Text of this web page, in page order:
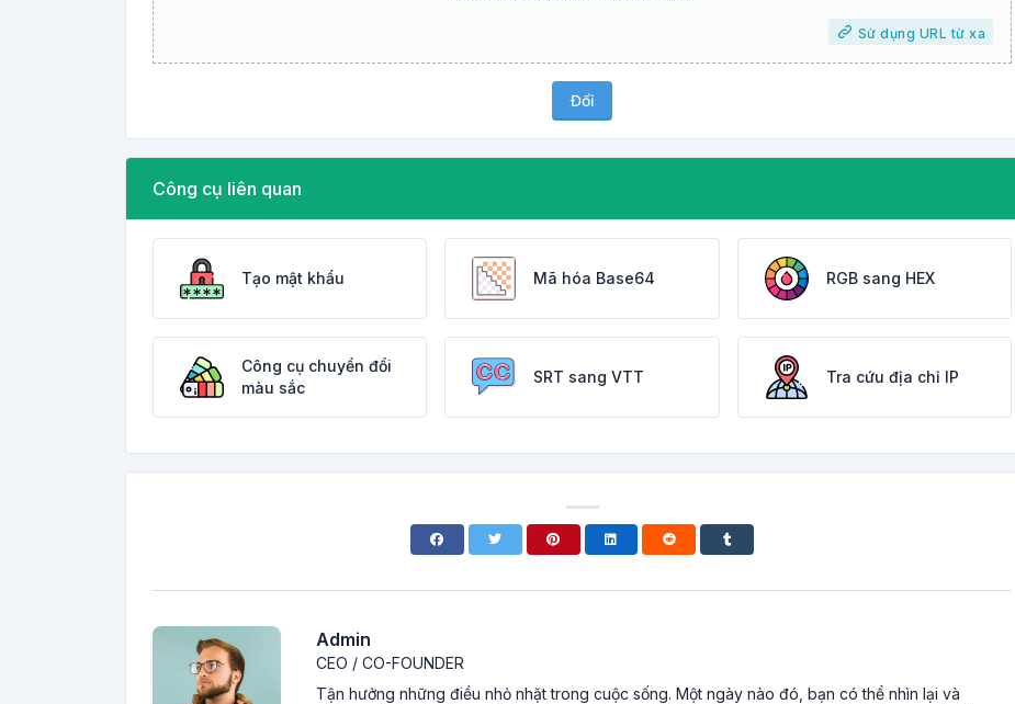
Sử dụng URL từ xa
Đổi
Công cụ liên quan
Tạo mật khẩu Mã hóa Base64 RGB sang HEX
Công cụ chuyển đổi
màu sắc
SRT sang VTT Tra cứu địa chỉ IP
Admin
CEO / CO-FOUNDER
Tận hưởng những điều nhỏ nhặt trong cuộc sống. Một ngày nào đó, bạn có thể nhìn lại và